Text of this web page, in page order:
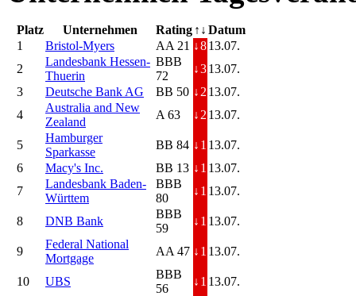
Platz Unternehmen Rating ↑↓ Datum
1
Bristol-Myers AA 21 ↓813.07.
2
Landesbank Hessen-
Thuerin
BBB
72
↓313.07.
3
Deutsche Bank AG BB 50 ↓ 2 13.07.
4
Australia and New
Zealand
A 63 ↓ 2 13.07.
5
Hamburger
Sparkasse
BB 84 ↓ 1 13.07.
6
Macy's Inc. BB 13 ↓ 1 13.07.
7
Landesbank Baden-
Württem
BBB
80
↓ 1 13.07.
8 DNB Bank
BBB
59
↓ 1 13.07.
9
Federal National
Mortgage
AA 47 ↓ 1 13.07.
10 UBS
BBB
56
↓ 1 13.07.